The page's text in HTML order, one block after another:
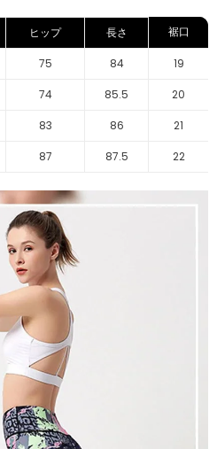
ヒップ 長さ 裾口
75 84 19
74 85.5 20
83 86 21
87 87.5 22